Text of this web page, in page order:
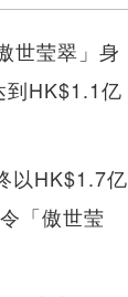
世莹翠」身
到HK$1.1亿
以HK$1.7亿
「傲世莹